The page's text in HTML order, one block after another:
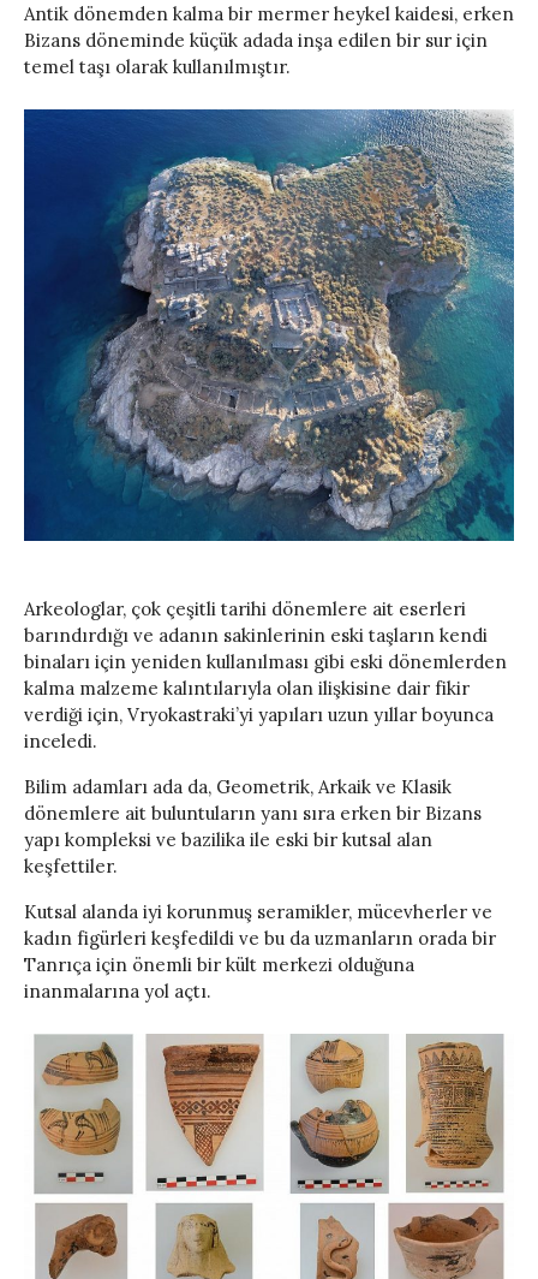
Antik dönemden kalma bir mermer heykel kaidesi, erken
Bizans döneminde küçük adada inşa edilen bir sur için
temel taşı olarak kullanılmıştır.
Arkeologlar, çok çeşitli tarihi dönemlere ait eserleri
barındırdığı ve adanın sakinlerinin eski taşların kendi
binaları için yeniden kullanılması gibi eski dönemlerden
kalma malzeme kalıntılarıyla olan ilişkisine dair fikir
verdiği için, Vryokastraki’yi yapıları uzun yıllar boyunca
inceledi.
Bilim adamları ada da, Geometrik, Arkaik ve Klasik
dönemlere ait buluntuların yanı sıra erken bir Bizans
yapı kompleksi ve bazilika ile eski bir kutsal alan
keşfettiler.
Kutsal alanda iyi korunmuş seramikler, mücevherler ve
kadın figürleri keşfedildi ve bu da uzmanların orada bir
Tanrıça için önemli bir kült merkezi olduğuna
inanmalarına yol açtı.